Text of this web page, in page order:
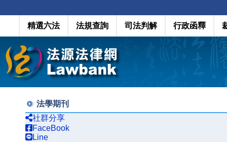
精選六法 法規查詢 司法判解 行政函釋
法學期刊
社群分享
FaceBook
Line